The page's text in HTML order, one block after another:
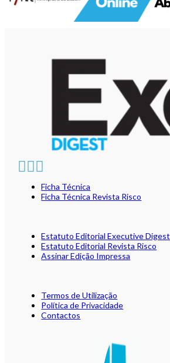
Ficha Técnica
Ficha Técnica Revista Risco
Estatuto Editorial Executive Digest
Estatuto Editorial Revista Risco
Assinar Edição Impressa
Termos de Utilização
Política de Privacidade
Contactos